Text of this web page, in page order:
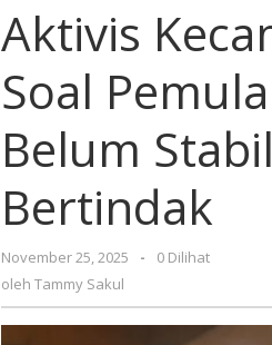
Sentra
Medika
Soal
Pasien
BPJS
Diduga
Belum
DPRD
Diminta
Bertindak
Aktivis
Soal
Belum
Bertindak
November 25, 2025
oleh
-
0 Dilihat
oleh Tammy Sakul